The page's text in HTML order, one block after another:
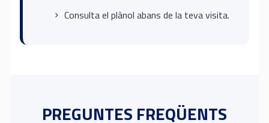
Consulta el plànol abans de la teva visita.
PREGUNTES FREQÜENTS